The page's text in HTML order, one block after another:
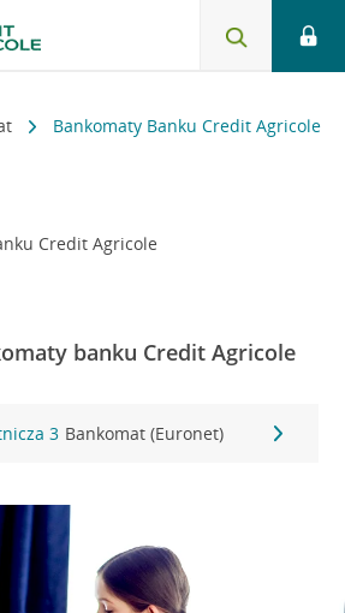
Bankomaty Banku Credit Agricole
Credit Agricole
banku Credit Agricole
3 Bankomat (Euronet)